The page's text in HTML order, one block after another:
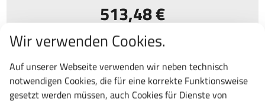
513,48 €
611,04 € inkl. MwSt.
St.
Frage zu diesem Produkt vergleichen
Wir verwenden Cookies.
Auf unserer Webseite verwenden wir neben technisch
notwendigen Cookies, die für eine korrekte Funktionsweise
gesetzt werden müssen, auch Cookies für Dienste von